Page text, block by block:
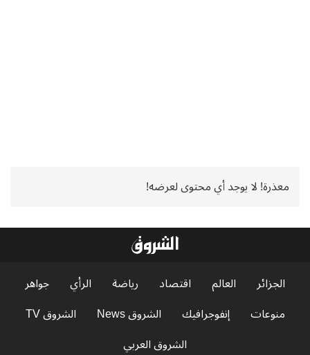
معذرة! لا يوجد أي محتوى لعرضه!
الجزائر العالم اقتصاد رياضة الرأي
جواهر
منوعات
إنفوجرافيك الشروق News
الشروق TV
الشروق العربي